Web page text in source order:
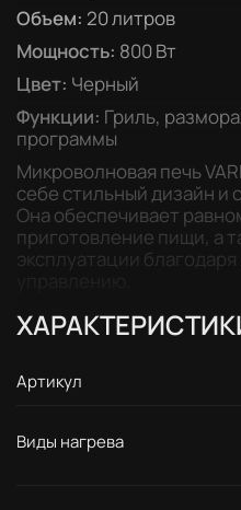
Объем: 20 литров
Мощность: 800 Вт
Цвет: Черный
Функции: Гриль,
программы
Микроволновая печь
себе стильный дизайн и
Она обеспечивает
приготовление пищи, а
эксплуатации
Артикул
Виды нагрева